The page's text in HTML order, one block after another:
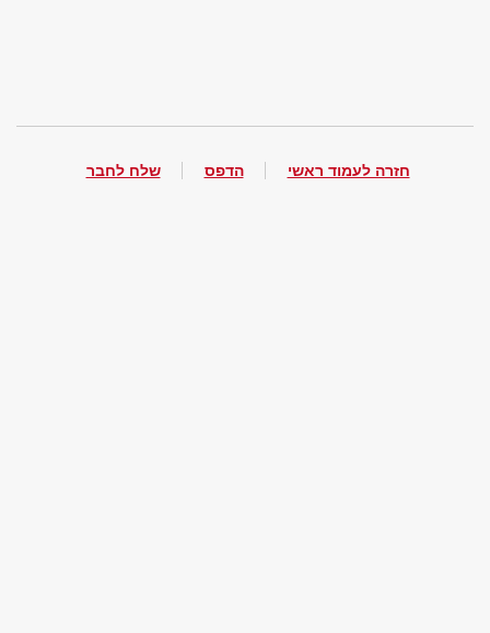
חזרה לעמוד ראשי הדפס שלח לחבר